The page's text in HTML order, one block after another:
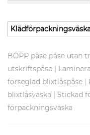
BOPP påse påse utan
utskriftspåse |
förseglad blixtlåspåse |
blixtlåsväska | Stickad
förpackningsväska